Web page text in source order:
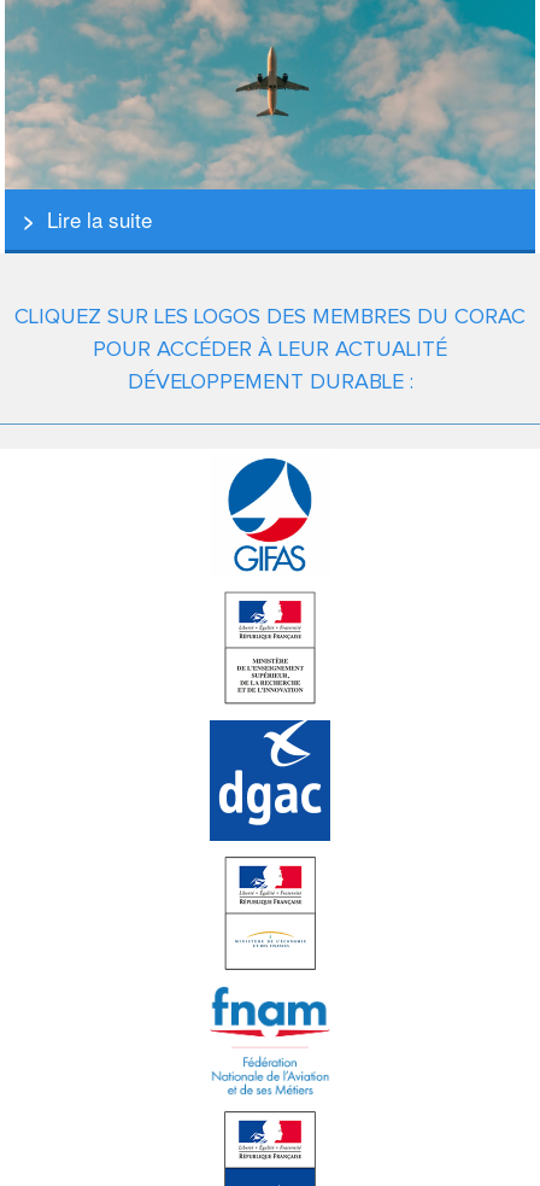
Lire la suite
CLIQUEZ SUR LES LOGOS DES MEMBRES DU CORAC
POUR ACCÉDER À LEUR ACTUALITÉ
DÉVELOPPEMENT DURABLE :